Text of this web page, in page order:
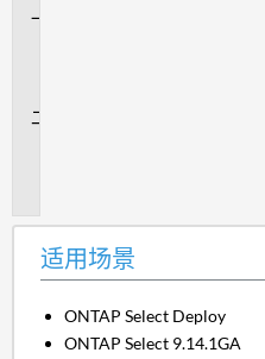
适用场景
ONTAP Select Deploy
ONTAP Select 9.14.1GA